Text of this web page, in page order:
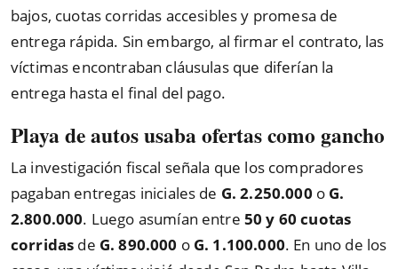
bajos, cuotas corridas accesibles y promesa de
entrega rápida. Sin embargo, al firmar el contrato, las
víctimas encontraban cláusulas que diferían la
entrega hasta el final del pago.
Playa de autos usaba ofertas como gancho
La investigación fiscal señala que los compradores
pagaban entregas iniciales de G. 2.250.000 o G.
2.800.000. Luego asumían entre 50 y 60 cuotas
corridas de G. 890.000 o G. 1.100.000. En uno de los